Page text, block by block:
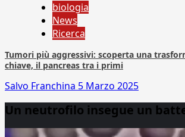
biologia
News
Ricerca
Tumori più aggressivi: scoperta una
chiave, il pancreas tra i primi
Salvo Franchina 5 Marzo 2025
Un neutrofilo insegue un